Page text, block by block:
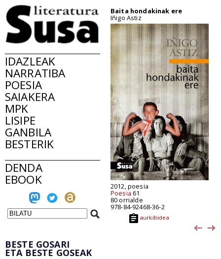
IDAZLEAK
NARRATIBA
POESIA
SAIAKERA
MPK
LISIPE
GANBILA
BESTERIK
DENDA
EBOOK
Baita hondakinak ere
Iñigo Astiz
2012, poesia
Poesia 61
80 orrialde
978-84-92468-36-2
aurkibidea
BESTE GOSARI
ETA BESTE GOSEAK